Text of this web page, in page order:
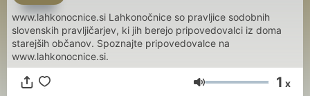
www.lahkonocnice.si Lahkonočnice so pravljice sodobnih
slovenskih pravljičarjev, ki jih berejo pripovedovalci iz doma
starejših občanov. Spoznajte pripovedovalce na
www.lahkonocnice.si.
Glasnost 1 x